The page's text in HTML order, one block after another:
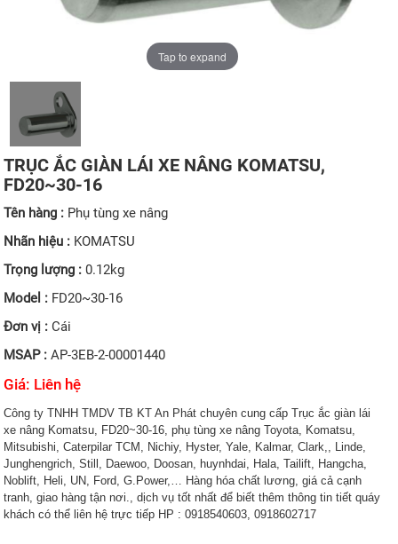
Tap to expand
TRỤC ẮC GIÀN LÁI XE NÂNG KOMATSU,
FD20~30-16
Tên hàng : Phụ tùng xe nâng
Nhãn hiệu : KOMATSU
Trọng lượng :0.12kg
Model : FD20~30-16
Đơn vị :Cái
MSAP :AP-3EB-2-00001440
Giá: Liên hệ
Công ty TNHH TMDV TB KT An Phát chuyên cung cấp Trục ắc giàn lái
xe nâng Komatsu, FD20~30-16, phụ tùng xe nâng Toyota, Komatsu,
Mitsubishi, Caterpilar TCM, Nichiy, Hyster, Yale, Kalmar, Clark,, Linde,
Junghengrich, Still, Daewoo, Doosan, huynhdai, Hala, Tailift, Hangcha,
Noblift, Heli, UN, Ford, G.Power,… Hàng hóa chất lương, giá cả cạnh
tranh, giao hàng tận nơi., dịch vụ tốt nhất để biết thêm thông tin tiết quáy
khách có thể liên hệ trực tiếp HP : 0918540603, 0918602717